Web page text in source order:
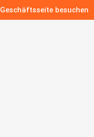
Geschäftsseite besuchen